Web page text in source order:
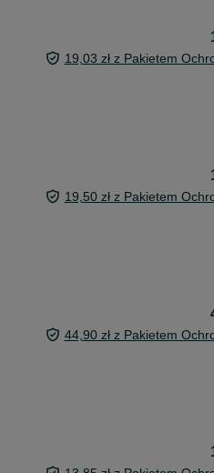
19,03 zł z Pakietem
19,50 zł z Pakietem
44,90 zł z Pakietem